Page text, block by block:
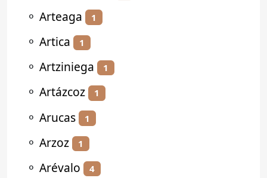
⚬ Arteaga 1
⚬ Artica 1
⚬ Artziniega 1
⚬ Artázcoz 1
⚬ Arucas 1
⚬ Arzoz 1
⚬ Arévalo 4